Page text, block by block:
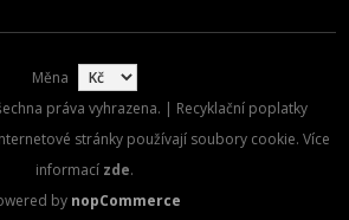
Měna
práva vyhrazena. | Recyklační poplatky
stránky používají soubory cookie. Více
informací zde.
by nopCommerce